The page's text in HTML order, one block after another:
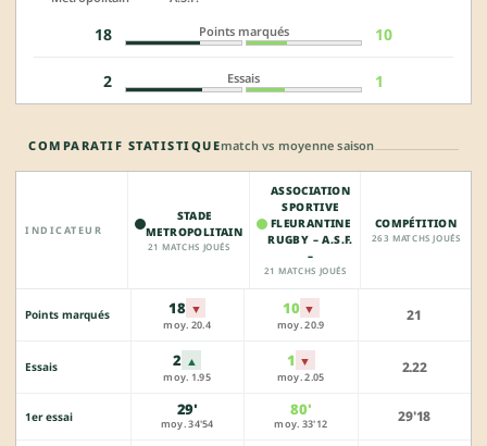
18 Points marqués 10
2 Essais 1
COMPARATIF STATISTIQUEmatch vs moyenne saison
INDICATEUR
STADE
METROPOLITAIN
21 MATCHS JOUÉS
ASSOCIATION
SPORTIVE
FLEURANTINE
RUGBY – A.S.F.
–
21 MATCHS JOUÉS
COMPÉTITION
263 MATCHS JOUÉS
Points marqués 18 ▼
moy. 20.4
10 ▼
moy. 20.9
21
Essais 2 ▲
moy. 1.95
1 ▼
moy. 2.05
2.22
1er essai 29'
moy. 34'54
80'
moy. 33'12 29'18